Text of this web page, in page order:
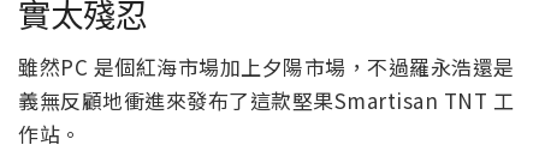
實太殘忍
雖然PC 是個紅海市場加上夕陽市場，不過羅永浩還是
義無反顧地衝進來發布了這款堅果Smartisan TNT 工
作站。